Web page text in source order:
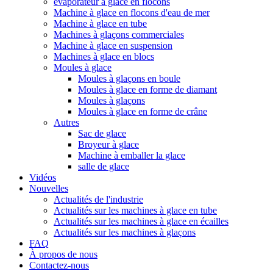
Machine à glace en flocons d'eau de mer
Machine à glace en tube
Machines à glaçons commerciales
Machine à glace en suspension
Machines à glace en blocs
Moules à glace
Moules à glaçons en boule
Moules à glace en forme de diamant
Moules à glaçons
Moules à glace en forme de crâne
Autres
Sac de glace
Broyeur à glace
Machine à emballer la glace
salle de glace
Vidéos
Nouvelles
Actualités de l'industrie
Actualités sur les machines à glace en tube
Actualités sur les machines à glace en écailles
Actualités sur les machines à glaçons
FAQ
À propos de nous
Contactez-nous